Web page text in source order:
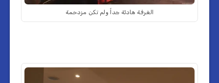
الغرفة هادئة جداً ولم تكن مزدحمة